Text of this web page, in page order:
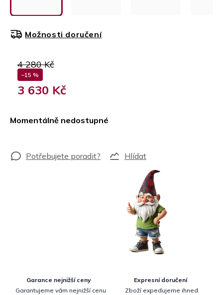
4 280 Kč
–15 %
3 630 Kč
Momentálně nedostupné
Možnosti doručení
Hlídat
Garance nejnižší ceny
Garantujeme vám nejnižší cenu
Expresní doručení
Zboží expedujeme ihned.